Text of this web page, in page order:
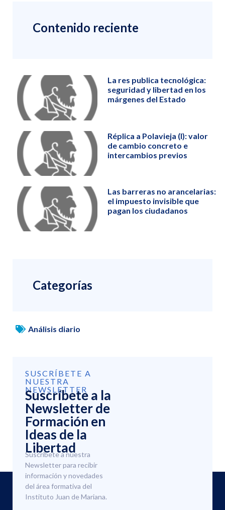
Contenido reciente
La res publica tecnológica:
seguridad y libertad en los
márgenes del Estado
Réplica a Polavieja (I): valor
de cambio concreto e
intercambios previos
Las barreras no arancelarias:
el impuesto invisible que
pagan los ciudadanos
Categorías
Análisis diario
SUSCRÍBETE A
NUESTRA
NEWSLETTER
Suscríbete a la
Newsletter de
Formación en
Ideas de la
Libertad
Suscríbete a nuestra
Newsletter para recibir
información y novedades
del área formativa del
Instituto Juan de Mariana.